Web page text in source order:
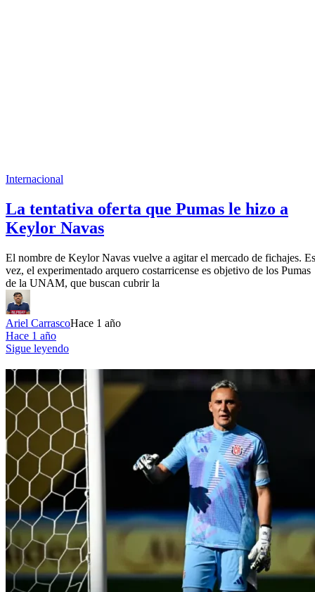
Internacional
La tentativa oferta que Pumas le hizo a
Keylor Navas
El nombre de Keylor Navas vuelve a agitar el mercado de fichajes.
vez, el experimentado arquero costarricense es objetivo de los Pumas
de la UNAM, que buscan cubrir la
Ariel CarrascoHace 1 año
Hace 1 año
Sigue leyendo